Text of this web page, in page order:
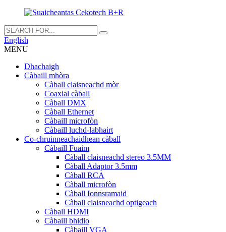
English
MENU
Dhachaigh
Càbaill mhòra
Càball claisneachd mòr
Coaxial càball
Càball DMX
Càball Ethernet
Càbaill microfòn
Càbaill luchd-labhairt
Co-chruinneachaidhean càball
Càbaill Fuaim
Càball claisneachd stereo 3.5MM
Càball Adaptor 3.5mm
Càball RCA
Càball microfòn
Càball Ionnsramaid
Càball claisneachd optigeach
Càball HDMI
Càbaill bhidio
Càbaill VGA